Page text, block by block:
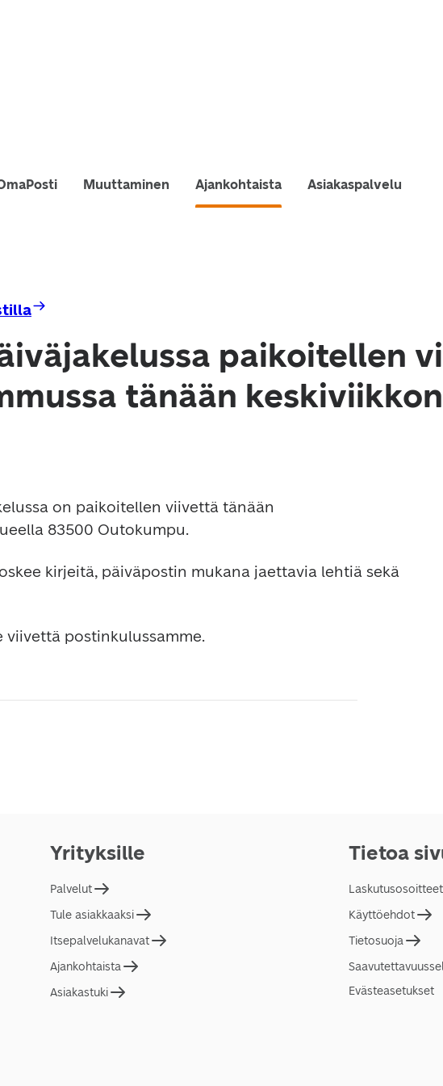
Muuttaminen Ajankohtaista Asiakaspalvelu
paikoitellen
tänään
on paikoitellen viivettä tänään
83500 Outokumpu.
kirjeitä, päiväpostin mukana jaettavia lehtiä sekä
viivettä postinkulussamme.
Yrityksille
Palvelut
Tule asiakkaaksi
Itsepalvelukanavat
Ajankohtaista
Asiakastuki
Tietoa
Laskutusosoitteet
Käyttöehdot
Tietosuoja
Evästeasetukset